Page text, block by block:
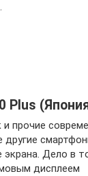
Plus
и прочие
другие
экрана. Дело в
дисплеем